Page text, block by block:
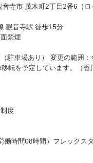
音寺市 茂木町2丁目2番6（
観音寺駅 徒歩15分
禁煙
駐車場あり） 変更の範囲：
転を予定しています。（香
度
働時間08時間）フレックス